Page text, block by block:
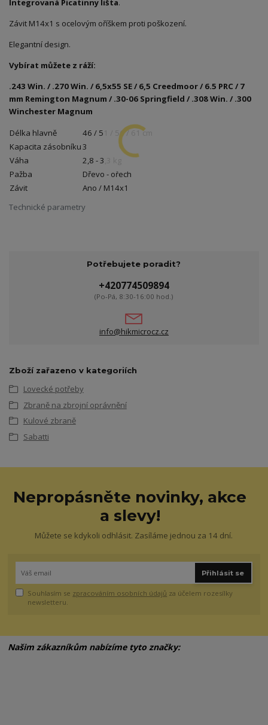
Integrovaná Picatinny lišta.
Závit M14x1 s ocelovým oříškem proti poškození.
Elegantní design.
Vybírat můžete z ráží:
.243 Win. / .270 Win. / 6,5x55 SE / 6,5 Creedmoor / 6.5 PRC / 7
mm Remington Magnum / .30-06 Springfield / .308 Win. / .300
Winchester Magnum
Technické parametry
Délka hlavně
46 / 51 / 56 / 61 cm
Kapacita zásobníku3
Váha
2,8 - 3,3 kg
Pažba
Dřevo - ořech
Závit
Ano / M14x1
Potřebujete poradit?
+420774509894
(Po-Pá, 8:30-16:00 hod.)
info@hikmicrocz.cz
Zboží zařazeno v kategoriích
Lovecké potřeby
Zbraně na zbrojní oprávnění
Kulové zbraně
Sabatti
Nepropásněte novinky, akce
a slevy!
Můžete se kdykoli odhlásit. Zasíláme jednou za 14 dní.
Přihlásit se
Souhlasím se zpracováním osobních údajů za účelem rozesílky
newsletteru.
Našim zákazníkům nabízíme tyto značky: